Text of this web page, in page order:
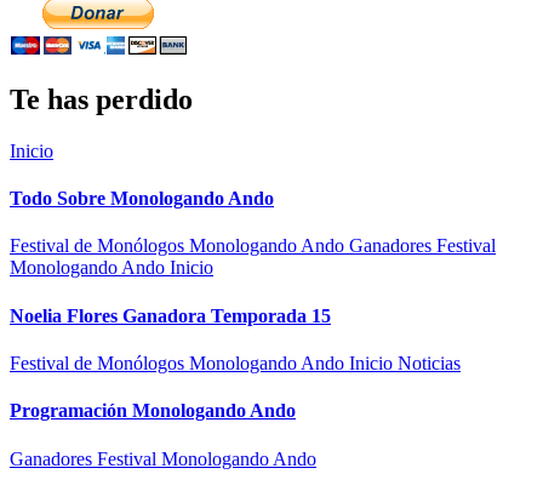
Te has perdido
Inicio
Todo Sobre Monologando Ando
Festival de Monólogos Monologando Ando Ganadores Festival
Monologando Ando Inicio
Noelia Flores Ganadora Temporada 15
Festival de Monólogos Monologando Ando Inicio Noticias
Programación Monologando Ando
Ganadores Festival Monologando Ando